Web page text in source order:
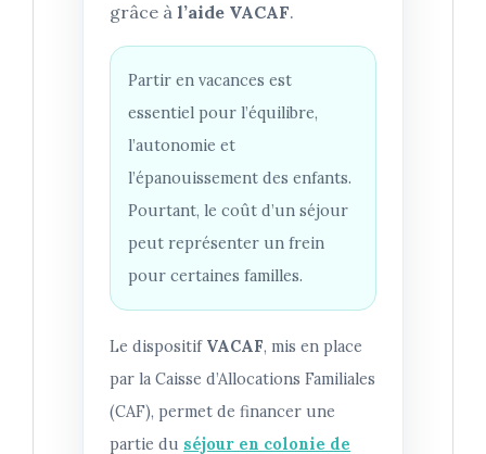
grâce à l’aide VACAF.
Partir en vacances est
essentiel pour l’équilibre,
l’autonomie et
l’épanouissement des enfants.
Pourtant, le coût d’un séjour
peut représenter un frein
pour certaines familles.
Le dispositif VACAF, mis en place
par la Caisse d’Allocations Familiales
(CAF), permet de financer une
partie du séjour en colonie de